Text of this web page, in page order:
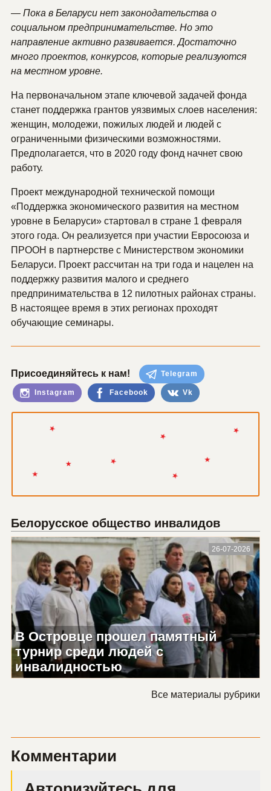
— Пока в Беларуси нет законодательства о
социальном предпринимательстве. Но это
направление активно развивается. Достаточно
много проектов, конкурсов, которые реализуются
на местном уровне.
На первоначальном этапе ключевой задачей фонда
станет поддержка грантов уязвимых слоев населения:
женщин, молодежи, пожилых людей и людей с
ограниченными физическими возможностями.
Предполагается, что в 2020 году фонд начнет свою
работу.
Проект международной технической помощи
«Поддержка экономического развития на местном
уровне в Беларуси» стартовал в стране 1 февраля
этого года. Он реализуется при участии Евросоюза и
ПРООН в партнерстве с Министерством экономики
Беларуси. Проект рассчитан на три года и нацелен на
поддержку развития малого и среднего
предпринимательства в 12 пилотных районах страны.
В настоящее время в этих регионах проходят
обучающие семинары.
Присоединяйтесь к нам! Telegram
Instagram Facebook Vk
Белорусское общество инвалидов
26-07-2026
В Островце прошел памятный
турнир среди людей с
инвалидностью
Все материалы рубрики
Комментарии